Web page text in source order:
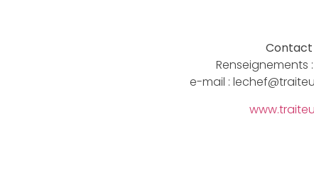
Renseignements
e-mail :